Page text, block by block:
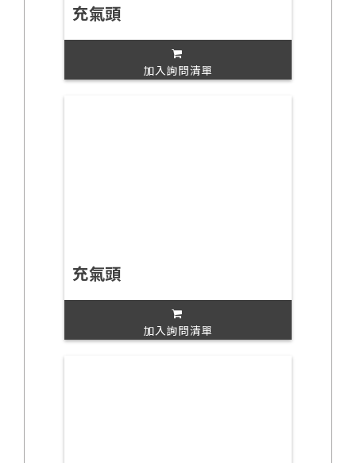
充氣頭
加入詢問清單
充氣頭
加入詢問清單